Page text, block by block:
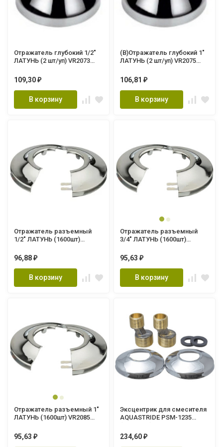
Отражатель глубокий 1/2"
ЛАТУНЬ (2 шт/уп) VR2073
109,30 ₽
В корзину
(В)Отражатель глубокий 1"
ЛАТУНЬ (2 шт/уп) VR2075
106,81 ₽
В корзину
Отражатель разъемный
1/2" ЛАТУНЬ (1600шт)
96,88 ₽
В корзину
Отражатель разъемный
3/4" ЛАТУНЬ (1600шт)
95,63 ₽
В корзину
Отражатель разъемный 1"
ЛАТУНЬ (1600шт) VR2085
95,63 ₽
Эксцентрик для смесителя
AQUASTRIDE PSM-1235
234,60 ₽